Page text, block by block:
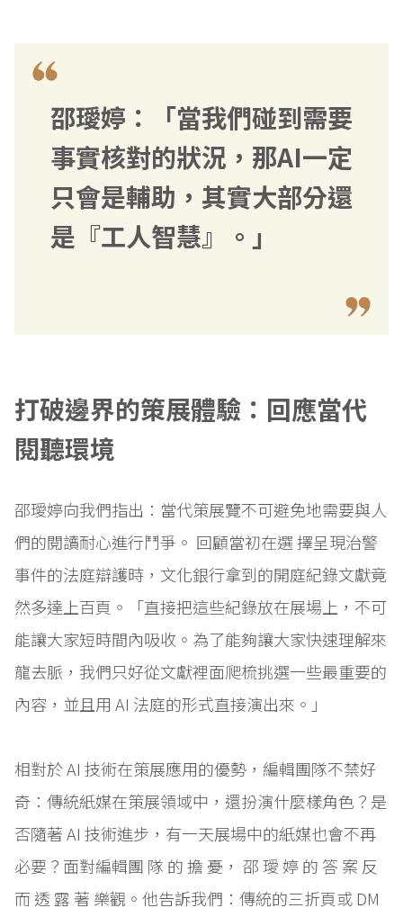
邵璦婷：「當我們碰到需要
事實核對的狀況，那AI一定
只會是輔助，其實大部分還
是『工人智慧』。」
打破邊界的策展體驗：回應當代
閱聽環境
邵璦婷向我們指出：當代策展覽不可避免地需要與人
們的閱讀耐心進行鬥爭。 回顧當初在選 擇呈現治警
事件的法庭辯護時，文化銀行拿到的開庭紀錄文獻竟
然多達上百頁。「直接把這些紀錄放在展場上，不可
能讓大家短時間內吸收。為了能夠讓大家快速理解來
龍去脈，我們只好從文獻裡面爬梳挑選一些最重要的
內容，並且用 AI 法庭的形式直接演出來。」
相對於 AI 技術在策展應用的優勢，編輯團隊不禁好
奇：傳統紙媒在策展領域中，還扮演什麼樣角色？是
否隨著 AI 技術進步，有一天展場中的紙媒也會不再
必要？面對編輯團 隊 的 擔 憂， 邵 璦 婷 的 答 案 反
而 透 露 著 樂觀。他告訴我們：傳統的三折頁或 DM